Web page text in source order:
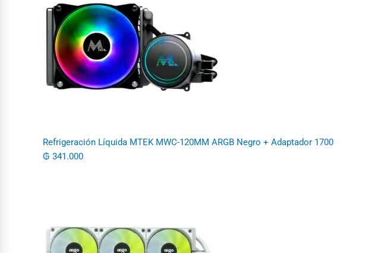
Refrigeración Líquida MTEK MWC-120MM ARGB Negro + Adaptador 1700
₲ 341.000